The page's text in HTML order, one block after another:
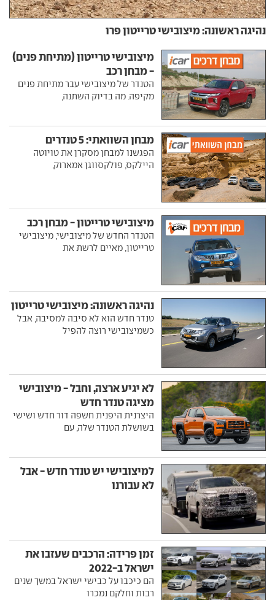
נהיגה ראשונה: מיצובישי טרייטון פרו
מיצובישי טרייטון (מתיחת פנים)
- מבחן רכב
הטנדר של מיצובישי עבר מתיחת פנים
מקיפה. מה בדיוק השתנה,
מבחן השוואתי: 5 טנדרים
הפגשנו למבחן מסקרן את טויוטה
היילקס, פולקסווגן אמארוק,
מיצובישי טרייטון - מבחן רכב
הטנדר החדש של מיצובישי, מיצובישי
טרייטון, מאיים לרשת את
נהיגה ראשונה: מיצובישי טרייטון
טנדר חדש הוא לא סיבה למסיבה, אבל
כשמיצובישי רוצה להפיל
לא יגיע ארצה, וחבל - מיצובישי
מציגה טנדר חדש
היצרנית היפנית חשפה דור חדש ושישי
בשושלת הטנדר שלה, עם
למיצובישי יש טנדר חדש - אבל
לא עבורנו
זמן פרידה: הרכבים שעזבו את
ישראל ב-2022
הם כיכבו על כבישי ישראל במשך שנים
רבות וחלקם נמכרו